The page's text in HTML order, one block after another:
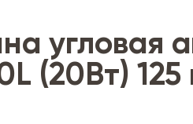
угловая
(20Вт) 125